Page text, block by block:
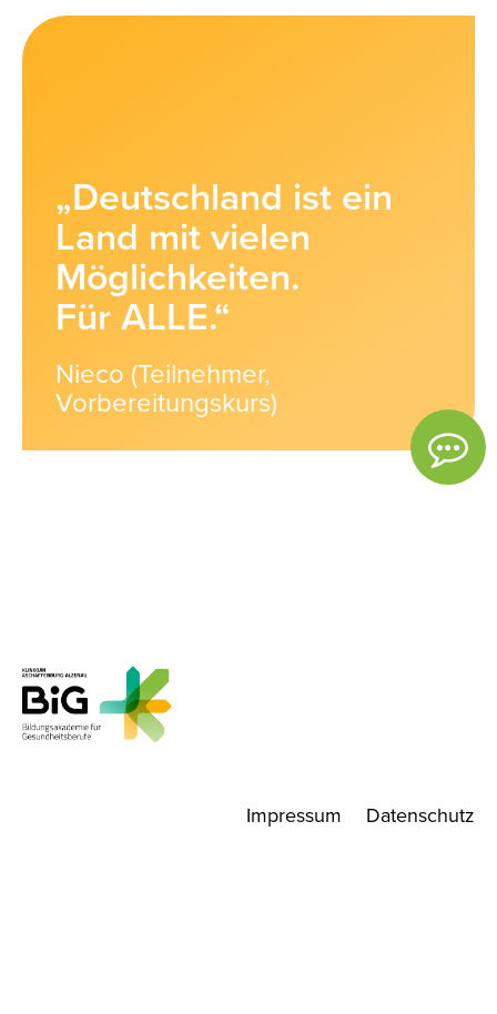
„Deutschland ist ein
Land mit vielen
Möglichkeiten.
Für ALLE.“
Nieco (Teilnehmer,
Vorbereitungskurs)
Impressum Datenschutz